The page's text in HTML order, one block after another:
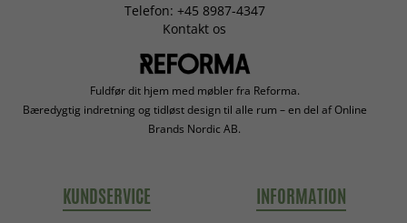
Telefon: +45 8987-4347
Kontakt os
Fuldfør dit hjem med møbler fra Reforma.
Bæredygtig indretning og tidløst design til alle rum – en del af Online
Brands Nordic AB.
KUNDSERVICE INFORMATION